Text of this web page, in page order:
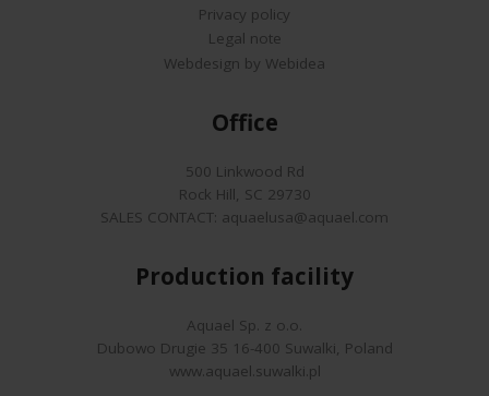
Privacy policy
Legal note
Webdesign by Webidea
Office
500 Linkwood Rd
Rock Hill, SC 29730
SALES CONTACT: aquaelusa@aquael.com
Production facility
Aquael Sp. z o.o.
Dubowo Drugie 35 16-400 Suwalki, Poland
www.aquael.suwalki.pl